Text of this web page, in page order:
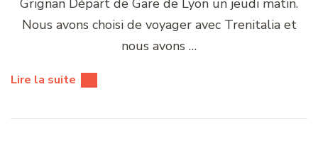
Grignan Départ de Gare de Lyon un jeudi matin.
Nous avons choisi de voyager avec Trenitalia et
nous avons …
Lire la suite